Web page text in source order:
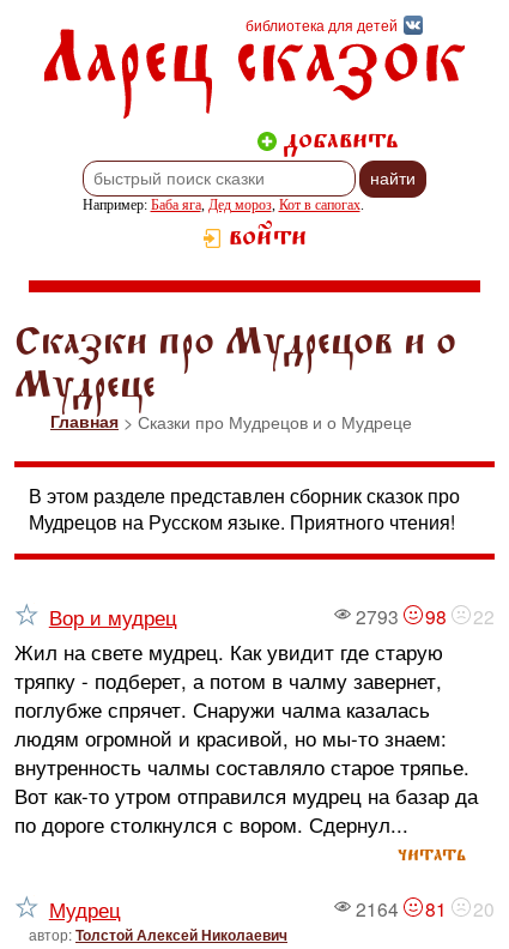
библиотека для детей
Ларец сказок
добавить
Например: Баба яга, Дед мороз, Кот в сапогах.
войти
Сказки про Мудрецов и о
Мудреце
Главная > Сказки про Мудрецов и о Мудреце
В этом разделе представлен сборник сказок про
Мудрецов на Русском языке. Приятного чтения!
2793 98 22
Вор и мудрец
Жил на свете мудрец. Как увидит где старую
тряпку - подберет, а потом в чалму завернет,
поглубже спрячет. Снаружи чалма казалась
людям огромной и красивой, но мы-то знаем:
внутренность чалмы составляло старое тряпье.
Вот как-то утром отправился мудрец на базар да
по дороге столкнулся с вором. Сдернул...
читать
2164 81 20
Мудрец
автор:Толстой Алексей Николаевич